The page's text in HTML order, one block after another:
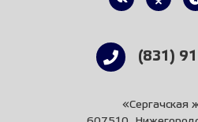
(831)
«Сергачская